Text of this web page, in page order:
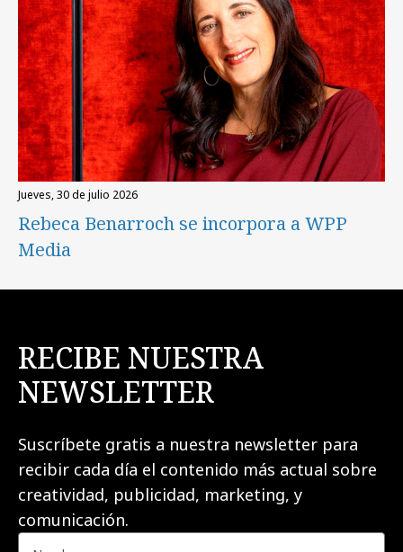
jueves, 30 de julio 2026
Rebeca Benarroch se incorpora a WPP
Media
RECIBE NUESTRA
NEWSLETTER
Suscríbete gratis a nuestra newsletter para
recibir cada día el contenido más actual sobre
creatividad, publicidad, marketing, y
comunicación.